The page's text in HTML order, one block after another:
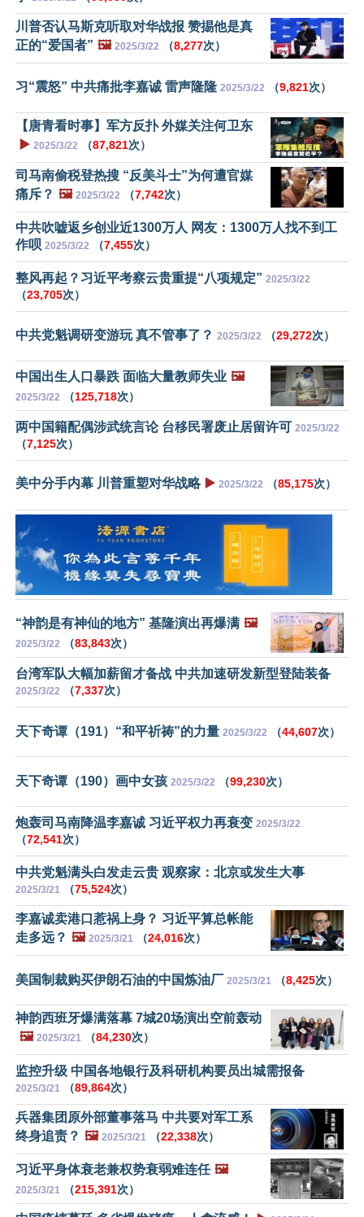
川普否认马斯克听取对华战报 赞掦他是真
正的“爱国者” 🖼️ 2025/3/22 （8,277次）
习“震怒” 中共痛批李嘉诚 雷声隆隆 2025/3/22 （9,821次）
【唐青看时事】军方反扑 外媒关注何卫东
▶️ 2025/3/22 （87,821次）
司马南偷税登热搜 “反美斗士”为何遭官媒
痛斥？ 🖼️ 2025/3/22 （7,742次）
中共吹嘘返乡创业近1300万人 网友：1300万人找不到工
作呗 2025/3/22 （7,455次）
整风再起？习近平考察云贵重提“八项规定” 2025/3/22
（23,705次）
中共党魁调研变游玩 真不管事了？ 2025/3/22 （29,272次）
中国出生人口暴跌 面临大量教师失业 🖼️
2025/3/22 （125,718次）
两中国籍配偶涉武统言论 台移民署废止居留许可 2025/3/22
（7,125次）
美中分手内幕 川普重塑对华战略 ▶️ 2025/3/22 （85,175次）
“神韵是有神仙的地方” 基隆演出再爆满 🖼️
2025/3/22 （83,843次）
台湾军队大幅加薪留才备战 中共加速研发新型登陆装备
2025/3/22 （7,337次）
天下奇谭（191）“和平祈祷”的力量 2025/3/22 （44,607次）
天下奇谭（190）画中女孩 2025/3/22 （99,230次）
炮轰司马南降温李嘉诚 习近平权力再衰变 2025/3/22
（72,541次）
中共党魁满头白发走云贵 观察家：北京或发生大事
2025/3/21 （75,524次）
李嘉诚卖港口惹祸上身？ 习近平算总帐能
走多远？ 🖼️ 2025/3/21 （24,016次）
美国制裁购买伊朗石油的中国炼油厂 2025/3/21 （8,425次）
神韵西班牙爆满落幕 7城20场演出空前轰动
🖼️ 2025/3/21 （84,230次）
监控升级 中国各地银行及科研机构要员出城需报备
2025/3/21 （89,864次）
兵器集团原外部董事落马 中共要对军工系
终身追责？ 🖼️ 2025/3/21 （22,338次）
习近平身体衰老兼权势衰弱难连任 🖼️
2025/3/21 （215,391次）